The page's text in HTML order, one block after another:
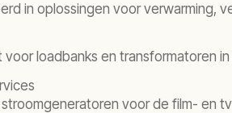
in oplossingen voor verwarming,
voor loadbanks en transformatoren
voor de film- en